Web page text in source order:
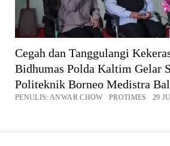
Cegah dan Tanggulangi
Bidhumas Polda Kaltim Gelar
Politeknik Borneo Medistra
PENULIS: ANWAR CHOW PROTIMES 29